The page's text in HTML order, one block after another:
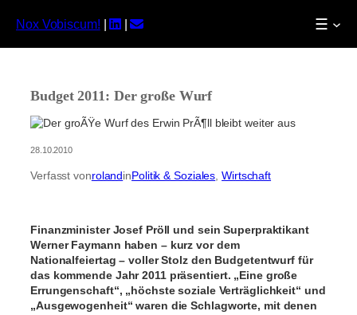
springen
Nox Vobiscum! | | ☰
Budget 2011: Der große Wurf
28.10.2010
Verfasst vonrolandinPolitik & Soziales , Wirtschaft
Finanzminister Josef Pröll und sein Superpraktikant
Werner Faymann haben – kurz vor dem
Nationalfeiertag – voller Stolz den Budgetentwurf für
das kommende Jahr 2011 präsentiert. „Eine große
Errungenschaft“, „höchste soziale Verträglichkeit“ und
„Ausgewogenheit“ waren die Schlagworte, mit denen